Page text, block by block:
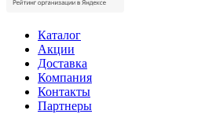
Каталог
Акции
Доставка
Компания
Контакты
Партнеры